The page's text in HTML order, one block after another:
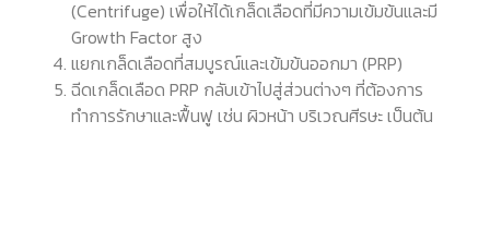
(Centrifuge) เพื่อให้ได้เกล็ดเลือดที่มีความเข้มข้นและมี
Growth Factor สูง
แยกเกล็ดเลือดที่สมบูรณ์และเข้มข้นออกมา (PRP)
ฉีดเกล็ดเลือด PRP กลับเข้าไปสู่ส่วนต่างๆ ที่ต้องการ
ทำการรักษาและฟื้นฟู เช่น ผิวหน้า บริเวณศีรษะ เป็นต้น